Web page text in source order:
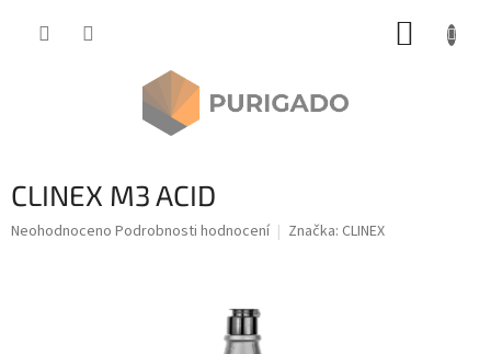
CLINEX M3 ACID
Průměrné
Neohodnoceno Podrobnosti hodnocení Značka: CLINEX